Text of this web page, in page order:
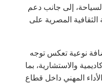
إلى جانب دعم
الثقافية المصرية على
نوعية تعكس توجه
والاستشارية، بما
المهني داخل قطاع